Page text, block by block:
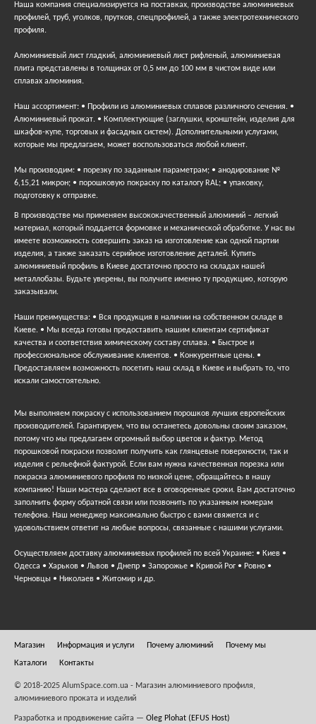
Наша компания специализируется на поставках, производстве алюминиевых
профилей, труб, уголков, прутков, спецпрофилей, а также электротехнического
профиля.
Алюминиевый лист гладкий, алюминиевый лист рифленый, алюминиевая
плита представлены в толщинах от 0,5 мм до 100 мм в чистом виде или
сплавах алюминия.
Наш ассортимент: • Профили из алюминиевых сплавов различного сечения. •
Алюминиевый прокат. • Комплектующие (заглушки, кронштейн, изделия для
шкафов-купе, торговых и фасадных систем). Дополнительными услугами,
которые мы предлагаем, может воспользоваться любой клиент.
Мы производим: • порезку по заданным параметрам; • анодирование №
6,15,21 микрон; • порошковую покраску по каталогу RAL; • упаковку,
подготовку к отправке.
В производстве мы применяем высококачественный алюминий – легкий
материал, который поддается формовке и механической обработке. У нас вы
имеете возможность совершить заказ на изготовление как одной партии
изделия, а также заказать серийное изготовление деталей. Купить
алюминиевый профиль в Киеве достаточно просто на складах нашей
металлобазы. Будьте уверены, вы получите именно ту продукцию, которую
заказывали.
Наши преимущества: • Вся продукция в наличии на собственном складе в
Киеве. • Мы всегда готовы предоставить нашим клиентам сертификат
качества и соответствия химическому составу сплава. • Быстрое и
профессиональное обслуживание клиентов. • Конкурентные цены. •
Предоставляем возможность посетить наш склад в Киеве и выбрать то, что
искали самостоятельно.
Мы выполняем покраску с использованием порошков лучших европейских
производителей. Гарантируем, что вы останетесь довольны своим заказом,
потому что мы предлагаем огромный выбор цветов и фактур. Метод
порошковой покраски позволит получить как глянцевые поверхности, так и
изделия с рельефной фактурой. Если вам нужна качественная порезка или
покраска алюминиевого профиля по низкой цене, обращайтесь в нашу
компанию! Наши мастера сделают все в оговоренные сроки. Вам достаточно
заполнить форму обратной связи или позвонить по указанным номерам
телефона. Наш менеджер максимально быстро с вами свяжется и с
удовольствием ответит на любые вопросы, связанные с нашими услугами.
Осуществляем доставку алюминиевых профилей по всей Украине: • Киев •
Одесса • Харьков • Львов • Днепр • Запорожье • Кривой Рог • Ровно •
Черновцы • Николаев • Житомир и др.
Магазин Информация и услуги Почему алюминий Почему мы
Каталоги Контакты
© 2018-2025 AlumSpace.com.ua - Магазин алюминиевого профиля,
алюминиевого проката и изделий
Разработка и продвижение сайта — Oleg Plohat (EFUS Host)